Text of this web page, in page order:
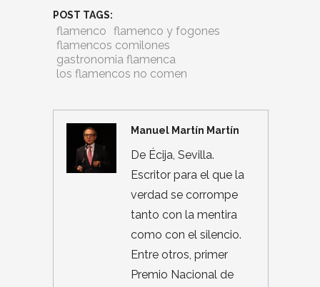
POST TAGS:
flamenco flamenco y fogones
flamencos comilones
gastronomia flamenca
los flamencos no comen
Manuel Martín Martín
De Écija, Sevilla.
Escritor para el que la
verdad se corrompe
tanto con la mentira
como con el silencio.
Entre otros, primer
Premio Nacional de